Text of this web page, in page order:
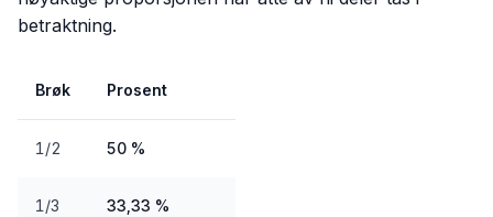
betraktning.
Brøk Prosent
1/2 50 %
1/3 33,33 %